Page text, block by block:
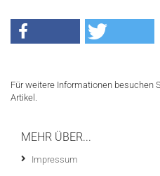
Für weitere Informationen besuchen
Artikel.
MEHR ÜBER...
Impressum